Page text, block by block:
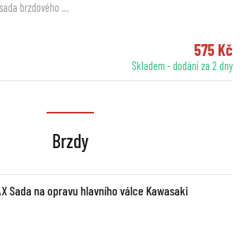
brzdového …
575 Kč
Skladem - dodání za 2 dny
Brzdy
Sada na opravu hlavního válce Kawasaki